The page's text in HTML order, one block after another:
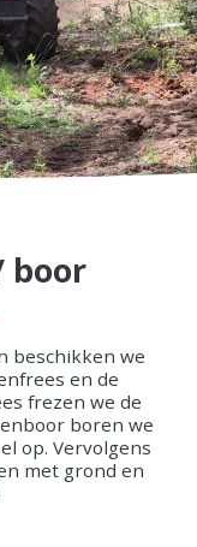
boor
beschikken we
en de
frezen we de
boren we
op. Vervolgens
met grond en